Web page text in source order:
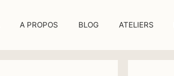
A PROPOS BLOG ATELIERS